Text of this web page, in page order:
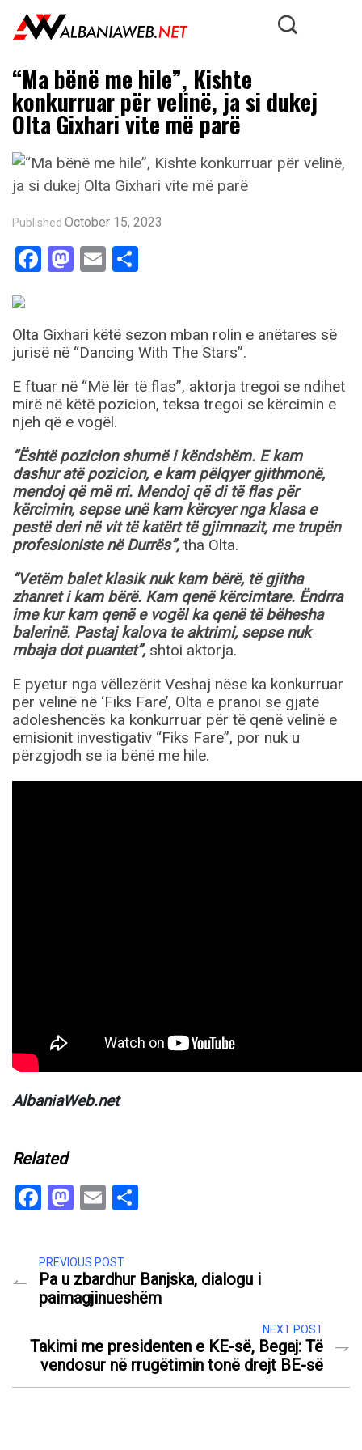
“Ma bënë me hile”, Kishte
konkurruar për velinë, ja si dukej
Olta Gixhari vite më parë
Published October 15, 2023
Facebook
Mastodon
Email
Olta Gixhari këtë sezon mban rolin e anëtares së
jurisë në “Dancing With The Stars”.
E ftuar në “Më lër të flas”, aktorja tregoi se ndihet
mirë në këtë pozicion, teksa tregoi se kërcimin e
njeh që e vogël.
“Është pozicion shumë i këndshëm. E kam
dashur atë pozicion, e kam pëlqyer gjithmonë,
mendoj që më rri. Mendoj që di të flas për
kërcimin, sepse unë kam kërcyer nga klasa e
pestë deri në vit të katërt të gjimnazit, me trupën
profesioniste në Durrës”,tha Olta.
“Vetëm balet klasik nuk kam bërë, të gjitha
zhanret i kam bërë. Kam qenë kërcimtare. Ëndrra
ime kur kam qenë e vogël ka qenë të bëhesha
balerinë. Pastaj kalova te aktrimi, sepse nuk
mbaja dot puantet”,shtoi aktorja.
E pyetur nga vëllezërit Veshaj nëse ka konkurruar
për velinë në ‘Fiks Fare’, Olta e pranoi se gjatë
adoleshencës ka konkurruar për të qenë velinë e
emisionit investigativ “Fiks Fare”, por nuk u
përzgjodh se ia bënë me hile.
AlbaniaWeb.net
Related
Facebook
Mastodon
Email
PREVIOUS POST
Pa u zbardhur Banjska, dialogu i
paimagjinueshëm
NEXT POST
Takimi me presidenten e KE-së, Begaj: Të
vendosur në rrugëtimin tonë drejt BE-së